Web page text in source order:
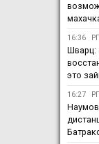
16:36
Шварц:
это
16:27